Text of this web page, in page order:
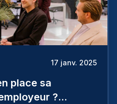
17 janv. 2025
place sa
?